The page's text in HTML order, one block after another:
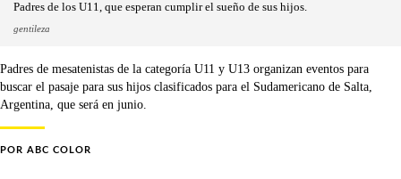
Padres de los U11, que esperan cumplir el sueño de sus hijos.
gentileza
Padres de mesatenistas de la categoría U11 y U13 organizan eventos para
buscar el pasaje para sus hijos clasificados para el Sudamericano de Salta,
Argentina, que será en junio.
POR ABC COLOR